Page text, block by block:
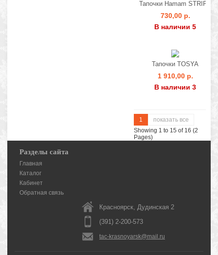
Тапочки Hamam STRIPE
730,00 р.
В наличии 5
Тапочки TOSYA
1 910,00 р.
В наличии 3
1
показать все
Showing 1 to 15 of 16 (2
Pages)
Разделы сайта
Главная
Каталог
Кабинет
Обратная связь
Красноярск, Дудинская 2
(391) 2-200-573
tac-krasnoyarsk@mail.ru